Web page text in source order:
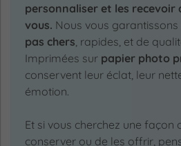
personnaliser et les recevoir
vous. Nous vous garantissons
pas chers , rapides, et de
Imprimées sur papier photo
conservent leur éclat, leur
émotion.
Et si vous cherchez une façon
conserver ou de les offrir,